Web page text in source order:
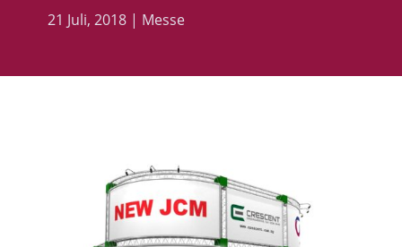
21 Juli, 2018| Messe